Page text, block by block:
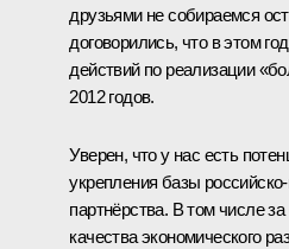
друзьями не собираемся
договорились, что в этом
действий по реализации
2012 годов.
Уверен, что у нас есть
укрепления базы российско-
партнёрства. В том числе
качества экономического